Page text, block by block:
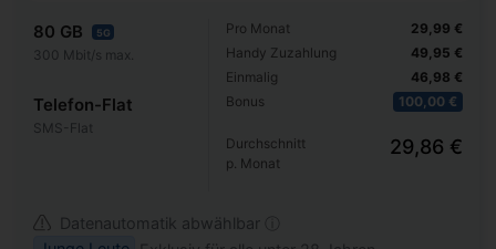
80 GB 5G
300 Mbit/s max.
Telefon-Flat
SMS-Flat
Pro Monat
Handy Zuzahlung
Einmalig
Bonus
29,99 €
49,95 €
46,98 €
100,00 €
Durchschnitt
p. Monat
29,86 €
Datenautomatik abwählbar ⓘ